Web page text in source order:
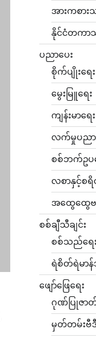
အားကစား
နိုင်ငံတကာ
ပညာပေး
စိုက်ပျိုးရေး
မွေးမြူရေး
ကျန်းမာရေး
လက်မှုပညာ
စစ်ဘက်ဥပ
လစာနှင့်စရိ
အထွေထွေ
စစ်ချီသီချင်း
စစ်သည်ရေး
ရဲစိတ်ရဲမာန်သီ
ဖျော်ဖြေရေး
ဂုဏ်ပြုဇာတ်
မှတ်တမ်းဗီဒီ